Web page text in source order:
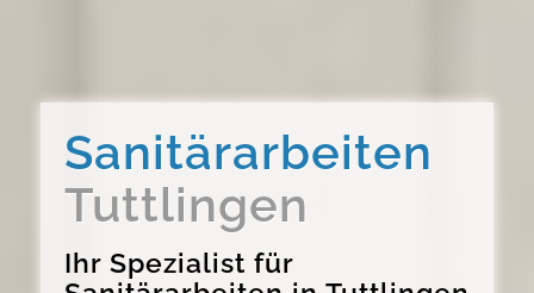
Sanitärarbeiten
Tuttlingen
Ihr Spezialist für